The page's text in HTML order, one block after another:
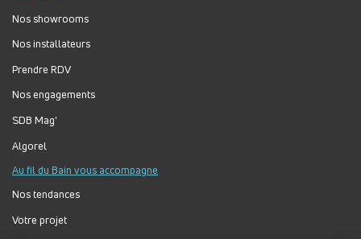
Nos showrooms
Nos installateurs
Prendre RDV
Nos engagements
SDB Mag'
Algorel
Au fil du Bain vous accompagne
Nos tendances
Votre projet